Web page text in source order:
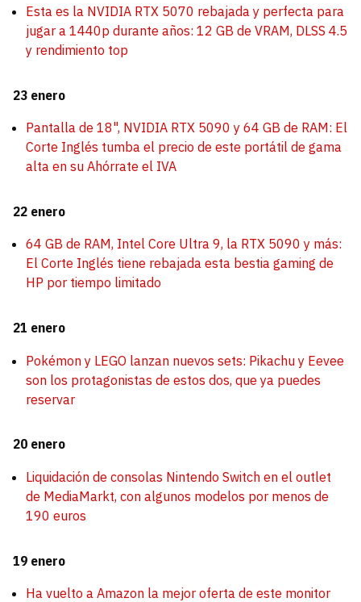
Esta es la NVIDIA RTX 5070 rebajada y perfecta para
jugar a 1440p durante años: 12 GB de VRAM, DLSS 4.5
y rendimiento top
23 enero
Pantalla de 18", NVIDIA RTX 5090 y 64 GB de RAM: El
Corte Inglés tumba el precio de este portátil de gama
alta en su Ahórrate el IVA
22 enero
64 GB de RAM, Intel Core Ultra 9, la RTX 5090 y más:
El Corte Inglés tiene rebajada esta bestia gaming de
HP por tiempo limitado
21 enero
Pokémon y LEGO lanzan nuevos sets: Pikachu y Eevee
son los protagonistas de estos dos, que ya puedes
reservar
20 enero
Liquidación de consolas Nintendo Switch en el outlet
de MediaMarkt, con algunos modelos por menos de
190 euros
19 enero
Ha vuelto a Amazon la mejor oferta de este monitor